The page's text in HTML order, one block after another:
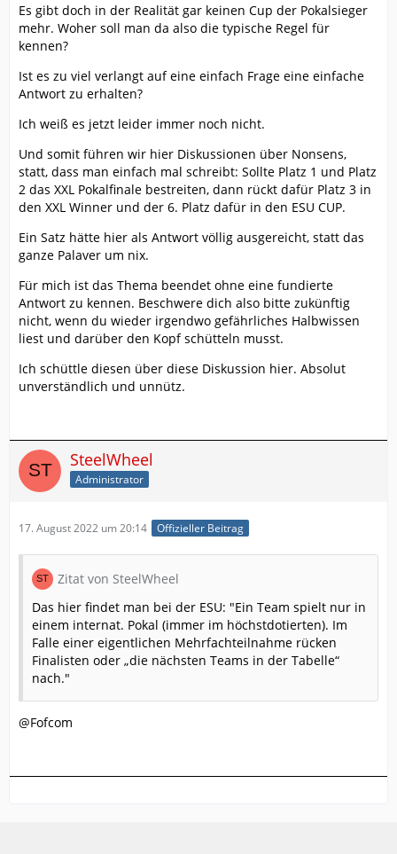
Es gibt doch in der Realität gar keinen Cup der Pokalsieger
mehr. Woher soll man da also die typische Regel für
kennen?
Ist es zu viel verlangt auf eine einfach Frage eine einfache
Antwort zu erhalten?
Ich weiß es jetzt leider immer noch nicht.
Und somit führen wir hier Diskussionen über Nonsens,
statt, dass man einfach mal schreibt: Sollte Platz 1 und Platz
2 das XXL Pokalfinale bestreiten, dann rückt dafür Platz 3 in
den XXL Winner und der 6. Platz dafür in den ESU CUP.
Ein Satz hätte hier als Antwort völlig ausgereicht, statt das
ganze Palaver um nix.
Für mich ist das Thema beendet ohne eine fundierte
Antwort zu kennen. Beschwere dich also bitte zukünftig
nicht, wenn du wieder irgendwo gefährliches Halbwissen
liest und darüber den Kopf schütteln musst.
Ich schüttle diesen über diese Diskussion hier. Absolut
unverständlich und unnütz.
SteelWheel
Administrator
17. August 2022 um 20:14 Offizieller Beitrag
Zitat von SteelWheel
Das hier findet man bei der ESU: "Ein Team spielt nur in
einem internat. Pokal (immer im höchstdotierten). Im
Falle einer eigentlichen Mehrfachteilnahme rücken
Finalisten oder „die nächsten Teams in der Tabelle“
nach."
@Fofcom